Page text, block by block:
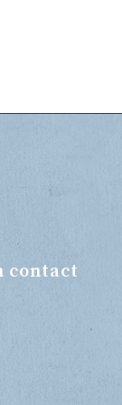
contact